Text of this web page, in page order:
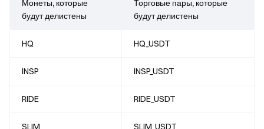
Монеты, которые
будут делистены
Торговые пары, которые
будут делистены
HQ HQ_USDT
INSP INSP_USDT
RIDE RIDE_USDT
SLIM SLIM_USDT